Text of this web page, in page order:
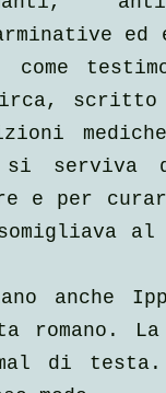
ed
serviva
e per
anche
La
di